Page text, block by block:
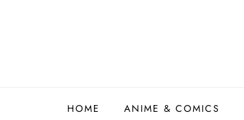
HOME ANIME & COMICS